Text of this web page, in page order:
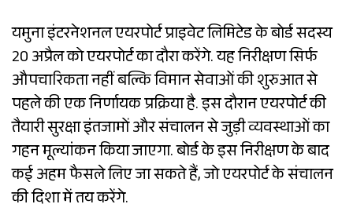
यमुना इंटरनेशनल एयरपोर्ट प्राइवेट लिमिटेड के बोर्ड सदस्य
20 अप्रैल को एयरपोर्ट का दौरा करेंगे. यह निरीक्षण सिर्फ
औपचारिकता नहीं बल्कि विमान सेवाओं की शुरुआत से
पहले की एक निर्णायक प्रक्रिया है. इस दौरान एयरपोर्ट की
तैयारी सुरक्षा इंतजामों और संचालन से जुड़ी व्यवस्थाओं का
गहन मूल्यांकन किया जाएगा. बोर्ड के इस निरीक्षण के बाद
कई अहम फैसले लिए जा सकते हैं, जो एयरपोर्ट के संचालन
की दिशा में तय करेंगे.